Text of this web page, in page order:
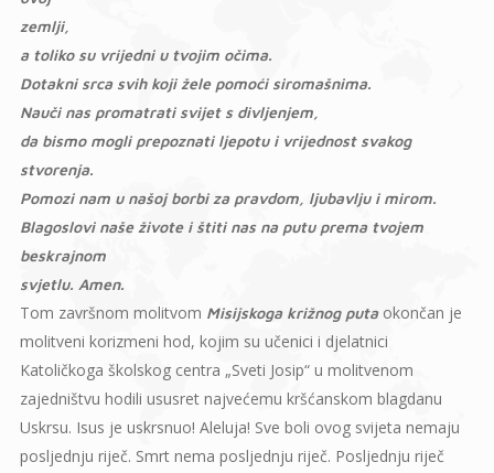
zemlji,
a toliko su vrijedni u tvojim očima.
Dotakni srca svih koji žele pomoći siromašnima.
Nauči nas promatrati svijet s divljenjem,
da bismo mogli prepoznati ljepotu i vrijednost svakog
stvorenja.
Pomozi nam u našoj borbi za pravdom, ljubavlju i mirom.
Blagoslovi naše živote i štiti nas na putu prema tvojem
beskrajnom
svjetlu. Amen.
Tom završnom molitvom Misijskoga križnog putaokončan je
molitveni korizmeni hod, kojim su učenici i djelatnici
Katoličkoga školskog centra „Sveti Josip“ u molitvenom
zajedništvu hodili ususret najvećemu kršćanskom blagdanu
Uskrsu. Isus je uskrsnuo! Aleluja! Sve boli ovog svijeta nemaju
posljednju riječ. Smrt nema posljednju riječ. Posljednju riječ